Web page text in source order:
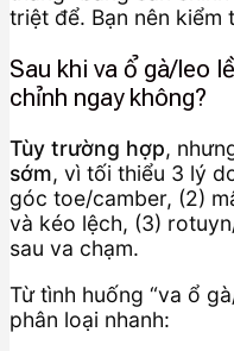
triệt để. Bạn nên
Sau khi va ổ gà/leo
chỉnh ngay không?
Tùy trường hợp,
sớm, vì tối thiểu 3 lý
góc toe/camber, (2)
và kéo lệch, (3)
sau va chạm.
Từ tình huống “va ổ
phân loại nhanh: